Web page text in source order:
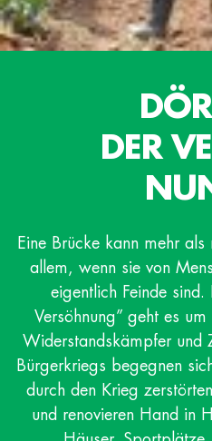
DER
Eine Brücke kann mehr
allem, wenn sie von
eigentlich Feinde
Versöhnung” geht es
Widerstandskämpfer und
Bürgerkriegs begegnen
durch den Krieg
und renovieren Hand in